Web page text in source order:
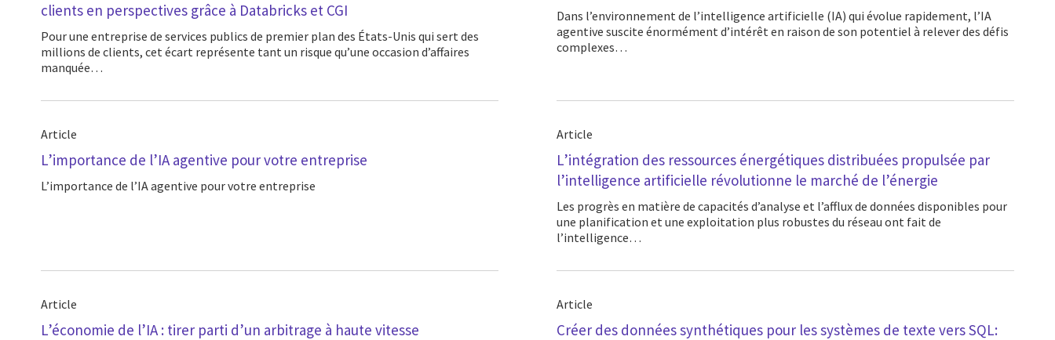
clients en perspectives grâce à Databricks et CGI
Pour une entreprise de services publics de premier plan des États-Unis qui sert des
millions de clients, cet écart représente tant un risque qu’une occasion d’affaires
manquée…
Dans l’environnement de l’intelligence artificielle (IA) qui évolue rapidement, l’IA
agentive suscite énormément d’intérêt en raison de son potentiel à relever des défis
complexes…
Article
L’importance de l’IA agentive pour votre entreprise
L’importance de l’IA agentive pour votre entreprise
Article
L’intégration des ressources énergétiques distribuées propulsée par
l’intelligence artificielle révolutionne le marché de l’énergie
Les progrès en matière de capacités d’analyse et l’afflux de données disponibles pour
une planification et une exploitation plus robustes du réseau ont fait de
l’intelligence…
Article
L’économie de l’IA : tirer parti d’un arbitrage à haute vitesse
Article
Créer des données synthétiques pour les systèmes de texte vers SQL: